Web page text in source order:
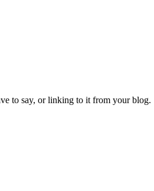
to say, or linking to it from your blog.